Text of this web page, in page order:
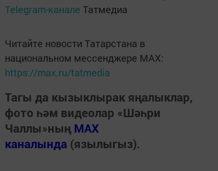
Telegram-канале Татмедиа
Читайте новости Татарстана в
национальном мессенджере MАХ:
https://max.ru/tatmedia
Тагы да кызыклырак яңалыклар,
фото һәм видеолар «Шәһри
Чаллы»ның MAX
каналында (язылыгыз).